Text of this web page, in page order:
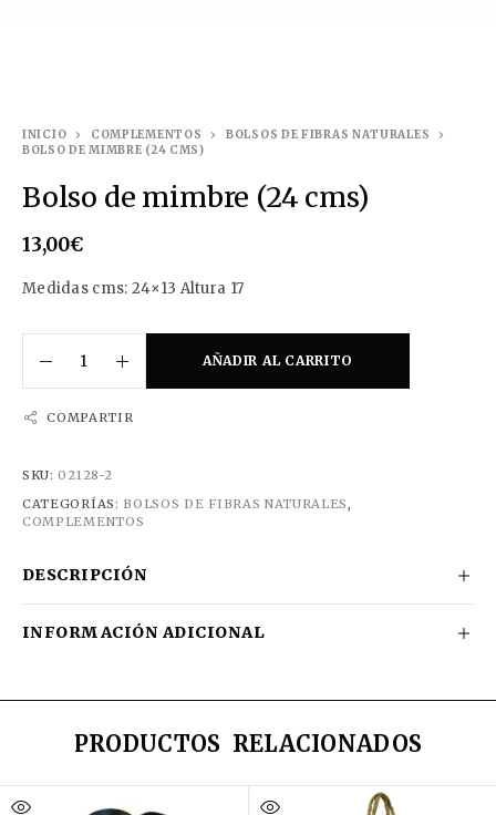
INICIO COMPLEMENTOS
BOLSOS DE FIBRAS NATURALES
BOLSO DE MIMBRE (24 CMS)
Bolso de mimbre (24 cms)
13,00€
Medidas cms: 24×13 Altura 17
AÑADIR AL CARRITO
COMPARTIR
SKU:02128-2
CATEGORÍAS: BOLSOS DE FIBRAS NATURALES,
COMPLEMENTOS
DESCRIPCIÓN
INFORMACIÓN ADICIONAL
PRODUCTOS RELACIONADOS